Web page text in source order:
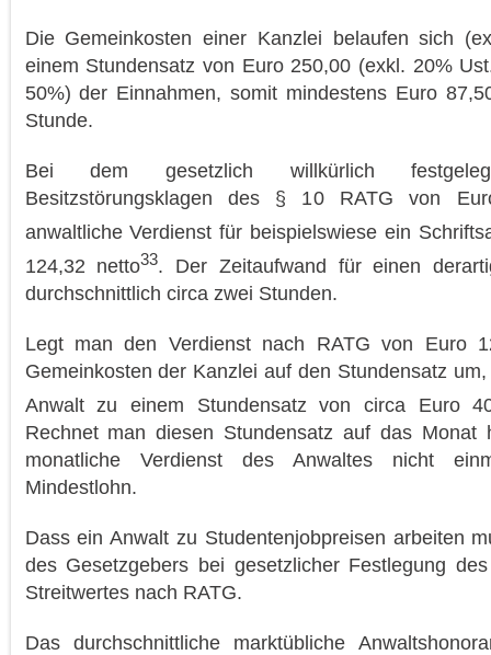
Die Gemeinkosten einer Kanzlei belaufen sich
einem Stundensatz von Euro 250,00 (exkl. 20%
50%) der Einnahmen, somit mindestens Euro
Stunde.
Bei dem gesetzlich willkürlich
Besitzstörungsklagen des § 10 RATG von
anwaltliche Verdienst für beispielswiese ein
124,32 netto33. Der Zeitaufwand für einen
durchschnittlich circa zwei Stunden.
Legt man den Verdienst nach RATG von Euro
Gemeinkosten der Kanzlei auf den Stundensatz
Anwalt zu einem Stundensatz von circa Euro
Rechnet man diesen Stundensatz auf das Monat
monatliche Verdienst des Anwaltes nicht
Mindestlohn.
Dass ein Anwalt zu Studentenjobpreisen arbeiten
des Gesetzgebers bei gesetzlicher Festlegung
Streitwertes nach RATG.
Das durchschnittliche marktübliche